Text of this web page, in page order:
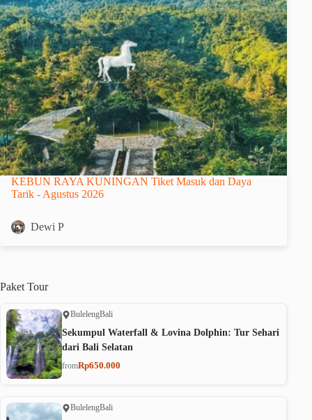
KEBUN RAYA KUNINGAN Tiket Masuk dan Daya
Tarik - Agustus 2026
Dewi P
Paket Tour
BulelengBali
Sekumpul Waterfall & Lovina Dolphin: Tur Sehari
dari Bali Selatan
fromRp650.000
BulelengBali